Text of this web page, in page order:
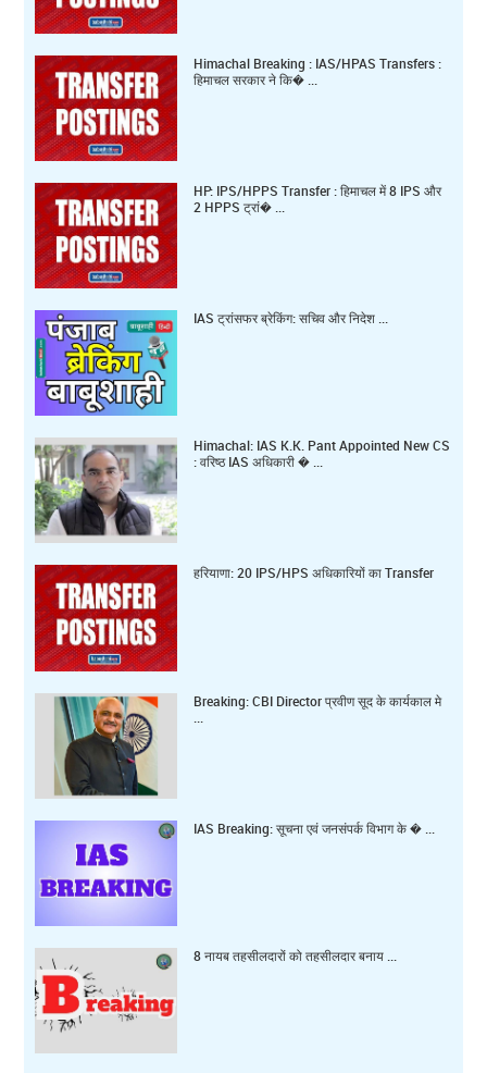
Himachal Breaking : IAS/HPAS Transfers :
हिमाचल सरकार ने कि� ...
HP: IPS/HPPS Transfer : हिमाचल में 8 IPS और
2 HPPS ट्रां� ...
IAS ट्रांसफर ब्रेकिंग: सचिव और निदेश ...
Himachal: IAS K.K. Pant Appointed New CS
: वरिष्ठ IAS अधिकारी � ...
हरियाणा: 20 IPS/HPS अधिकारियों का Transfer
Breaking: CBI Director प्रवीण सूद के कार्यकाल मे
IAS Breaking: सूचना एवं जनसंपर्क विभाग के � ...
8 नायब तहसीलदारों को तहसीलदार बनाय ...